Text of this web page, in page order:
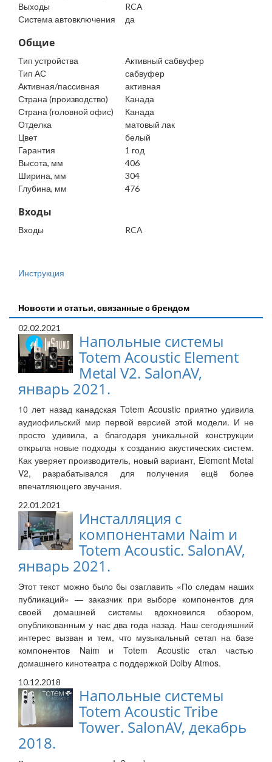
Выходы
RCA
Система автовключения
да
Общие
Тип устройства
Активный сабвуфер
Тип АС
сабвуфер
Активная/пассивная
активная
Страна (производство)
Канада
Страна (головной офис)
Канада
Отделка
матовый лак
Цвет
белый
Гарантия
1 год
Высота, мм
406
Ширина, мм
304
Глубина, мм
476
Входы
Входы RCA
Инструкция
Новости и статьи, связанные с брендом
02.02.2021
Напольные системы
Totem Acoustic Element
Metal V2. SalonAV,
январь 2021.
10 лет назад канадская Totem Acoustic приятно удивила
аудиофильский мир первой версией этой модели. И не
просто удивила, а благодаря уникальной конструкции
открыла новые подходы к созданию акустических систем.
Как уверяет производитель, новый вариант, Element Metal
V2, разрабатывался для получения ещё более
впечатляющего звучания.
22.01.2021
Инсталляция с
компонентами Naim и
Totem Acoustic. SalonAV,
январь 2021.
Этот текст можно было бы озаглавить «По следам наших
публикаций» — заказчик при выборе компонентов для
своей домашней системы вдохновился обзором,
опубликованным у нас два года назад. Наш сегодняшний
интерес вызван и тем, что музыкальный сетап на базе
компонентов Naim и Totem Acoustic стал частью
домашнего кинотеатра с поддержкой Dolby Atmos.
10.12.2018
Напольные системы
Totem Acoustic Tribe
Tower. SalonAV, декабрь
2018.